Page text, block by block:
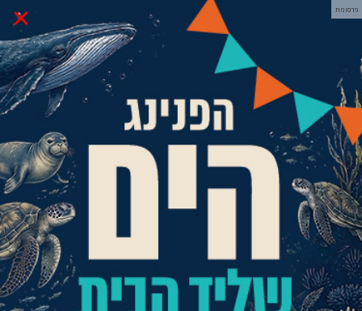
× פרסומת